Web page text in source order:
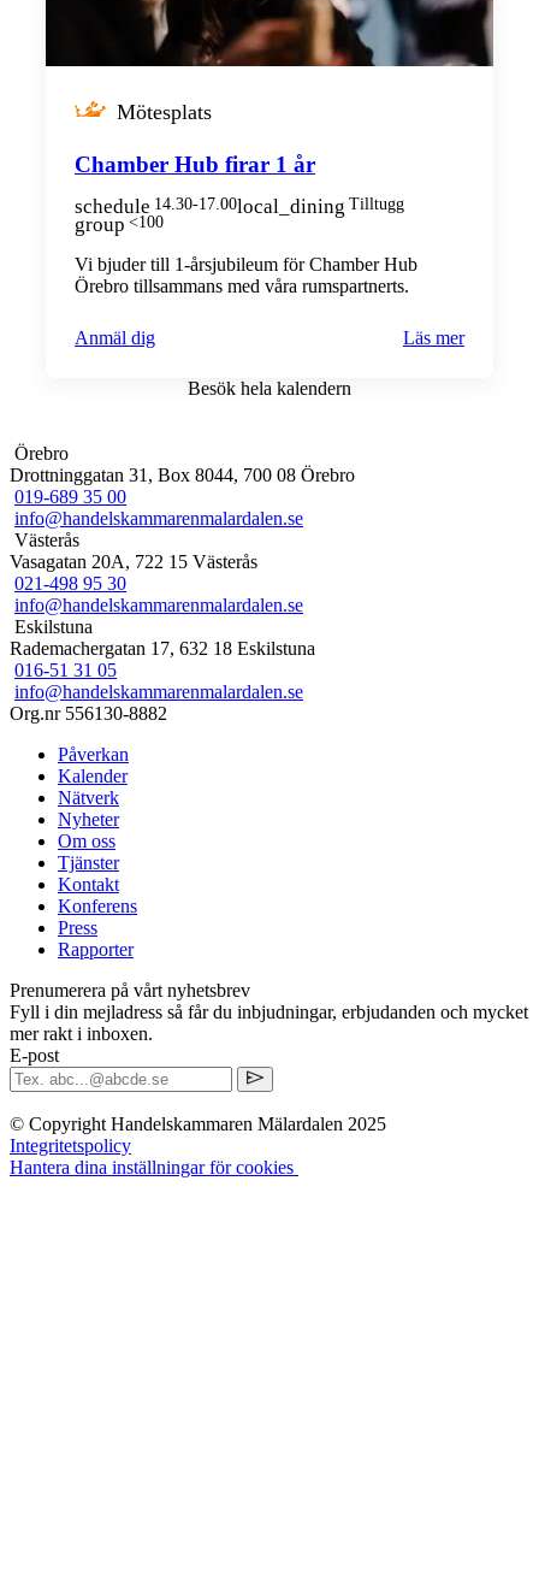
Mötesplats
Chamber Hub firar 1 år
schedule 14.30-17.00local_dining Tilltugg
group <100
Vi bjuder till 1-årsjubileum för Chamber Hub
Örebro tillsammans med våra rumspartnerts.
Anmäl dig Läs mer
Besök hela kalendern
Örebro
Drottninggatan 31, Box 8044, 700 08 Örebro
019-689 35 00
info@handelskammarenmalardalen.se
Västerås
Vasagatan 20A, 722 15 Västerås
021-498 95 30
info@handelskammarenmalardalen.se
Eskilstuna
Rademachergatan 17, 632 18 Eskilstuna
016-51 31 05
info@handelskammarenmalardalen.se
Org.nr 556130-8882
Påverkan
Kalender
Nätverk
Nyheter
Om oss
Tjänster
Kontakt
Konferens
Press
Rapporter
Prenumerera på vårt nyhetsbrev
Fyll i din mejladress så får du inbjudningar, erbjudanden och mycket
mer rakt i inboxen.
E-post
© Copyright Handelskammaren Mälardalen 2025
Integritetspolicy
Hantera dina inställningar för cookies